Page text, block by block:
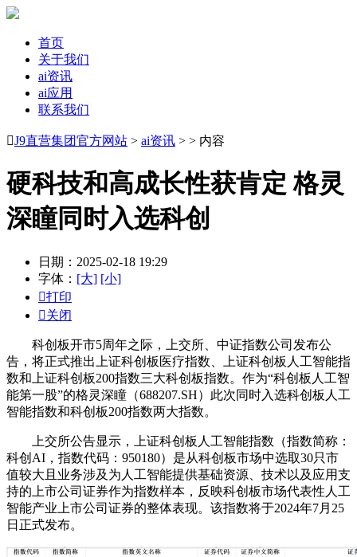
首页
关于我们
ai资讯
ai应用
联系我们
J9直营集团官方网站 > ai资讯 > > 内容
硬科技和高成长性获肯定 格灵
深瞳同时入选科创
日期：2025-02-18 19:29
字体： [大] [小]
打印
关闭
科创板开市5周年之际，上交所、中证指数公司发布公
告，将正式推出上证科创板医疗指数、上证科创板人工智能指
数和上证科创板200指数三大科创板指数。作为“科创板人工智
能第一股”的格灵深瞳（688207.SH）此次同时入选科创板人工
智能指数和科创板200指数两大指数。
上交所公告显示，上证科创板人工智能指数（指数简称：
科创AI，指数代码：950180）是从科创板市场中选取30只市
值较大且业务涉及为人工智能提供基础资源、技术以及应用支
持的上市公司证券作为指数样本，反映科创板市场代表性人工
智能产业上市公司证券的整体表现。该指数将于2024年7月25
日正式发布。